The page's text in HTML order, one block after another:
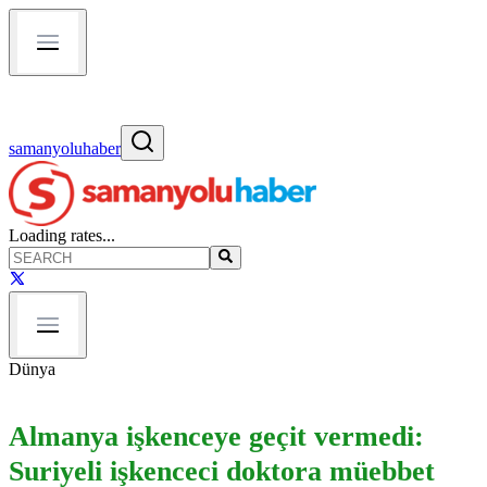
samanyoluhaber
Loading rates...
Dünya
Almanya işkenceye geçit vermedi:
Suriyeli işkenceci doktora müebbet